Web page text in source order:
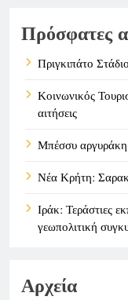
Πρόσφατες
Πριγκιπάτο Στάδιο
Κοινωνικός
αιτήσεις
Μπέσσυ αργυράκη
Νέα Κρήτη:
Ιράκ: Τεράστιες
γεωπολιτική
Αρχεία